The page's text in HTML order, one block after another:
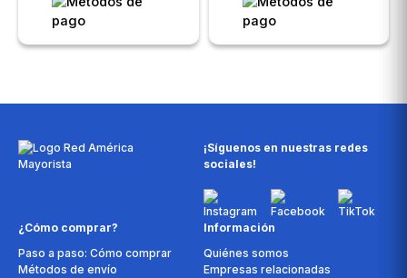
¡Síguenos en nuestras redes
sociales!
¿Cómo comprar?
Paso a paso: Cómo comprar
Métodos de envío
Información
Quiénes somos
Empresas relacionadas